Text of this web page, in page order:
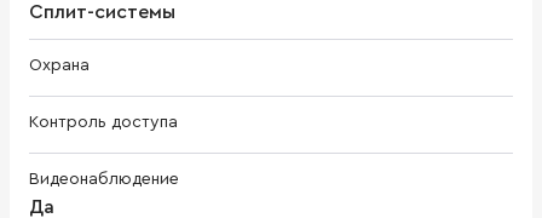
Сплит-системы
Охрана
Контроль доступа
Видеонаблюдение
Да